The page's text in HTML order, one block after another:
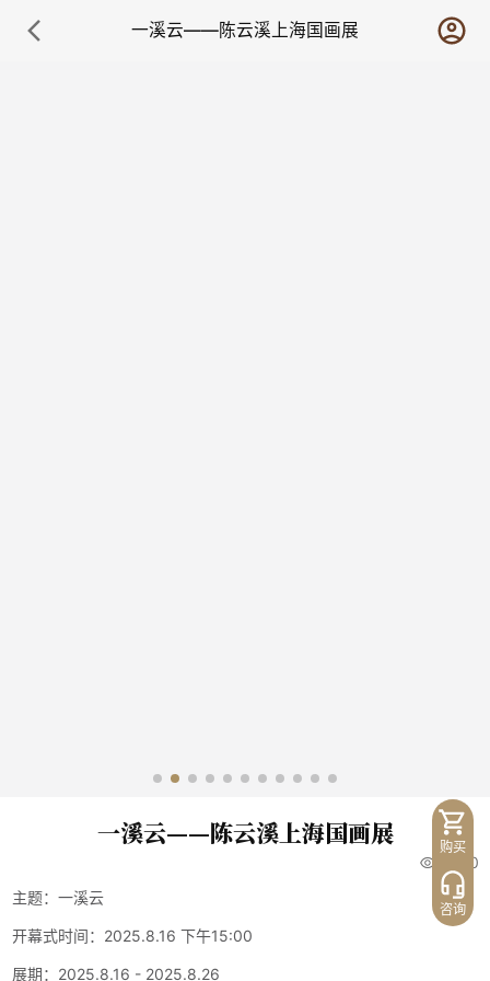
一溪云——陈云溪上海国画展
一溪云——陈云溪上海国画展
5680
主题：一溪云
开幕式时间：2025.8.16 下午15:00
展期：2025.8.16 - 2025.8.26
购买
咨询